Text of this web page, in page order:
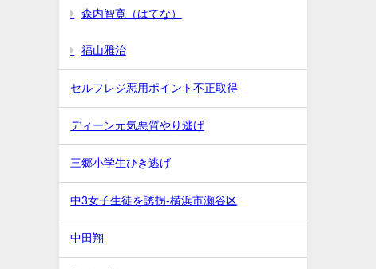
森内智寛（はてな）
福山雅治
セルフレジ悪用ポイント不正取得
ディーン元気悪質やり逃げ
三郷小学生ひき逃げ
中3女子生徒を誘拐-横浜市瀬谷区
中田翔